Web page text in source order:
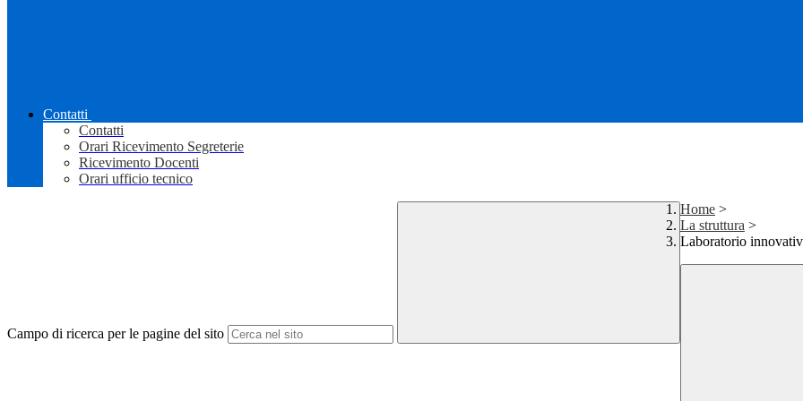
Contatti
Contatti
Orari Ricevimento Segreterie
Ricevimento Docenti
Orari ufficio tecnico
Campo di ricerca per le pagine del sito
Home >
La struttura >
Laboratorio